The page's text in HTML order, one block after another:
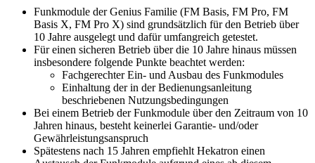
Funkmodule der Genius Familie (FM Basis, FM Pro, FM
Basis X, FM Pro X) sind grundsätzlich für den Betrieb über
10 Jahre ausgelegt und dafür umfangreich getestet.
Für einen sicheren Betrieb über die 10 Jahre hinaus müssen
insbesondere folgende Punkte beachtet werden:
Fachgerechter Ein- und Ausbau des Funkmodules
Einhaltung der in der Bedienungsanleitung
beschriebenen Nutzungsbedingungen
Bei einem Betrieb der Funkmodule über den Zeitraum von 10
Jahren hinaus, besteht keinerlei Garantie- und/oder
Gewährleistungsanspruch
Spätestens nach 15 Jahren empfiehlt Hekatron einen